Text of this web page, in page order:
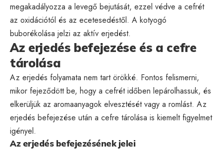
megakadályozza a levegő bejutását, ezzel védve a cefrét
az oxidációtól és az ecetesedéstől. A kotyogó
buborékolása jelzi az aktív erjedést.
Az erjedés befejezése és a cefre
tárolása
Az erjedés folyamata nem tart örökké. Fontos felismerni,
mikor fejeződött be, hogy a cefrét időben lepárolhassuk, és
elkerüljük az aromaanyagok elvesztését vagy a romlást. Az
erjedés befejezése után a cefre tárolása is kiemelt figyelmet
igényel.
Az erjedés befejezésének jelei